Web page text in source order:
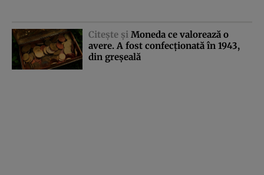
Citeşte şi Moneda ce valorează o
avere. A fost confecţionată în 1943,
din greşeală